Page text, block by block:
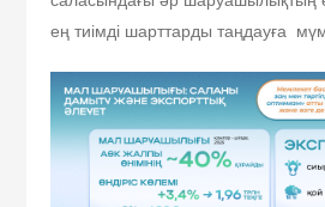
ең тиімді шарттарды таңдауға